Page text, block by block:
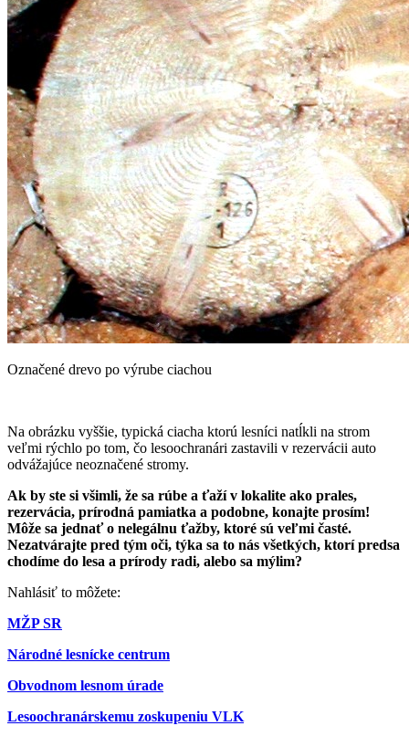
Označené drevo po výrube ciachou
Na obrázku vyššie, typická ciacha ktorú lesníci natĺkli na strom
veľmi rýchlo po tom, čo lesoochranári zastavili v rezervácii auto
odvážajúce neoznačené stromy.
Ak by ste si všimli, že sa rúbe a ťaží v lokalite ako prales,
rezervácia, prírodná pamiatka a podobne, konajte prosím!
Môže sa jednať o nelegálnu ťažby, ktoré sú veľmi časté.
Nezatvárajte pred tým oči, týka sa to nás všetkých, ktorí predsa
chodíme do lesa a prírody radi, alebo sa mýlim?
Nahlásiť to môžete:
MŽP SR
Národné lesnícke centrum
Obvodnom lesnom úrade
Lesoochranárskemu zoskupeniu VLK